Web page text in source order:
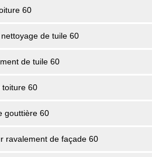
60
de tuile 60
de tuile 60
toiture 60
gouttière 60
ravalement de façade 60